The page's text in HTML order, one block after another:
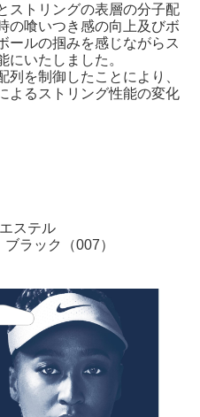
ストリングの表層の分子配
の喰いつき感の向上及びボ
ールの掴みを感じながらス
にいたしました。
列を制御したことにより、
よるストリング性能の変化
ステル
ラック（007）